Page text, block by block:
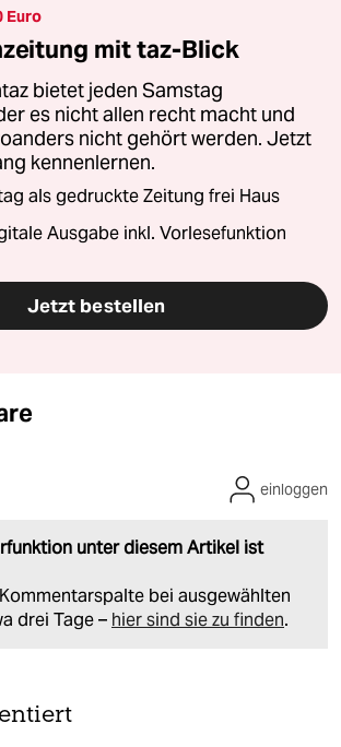
Euro
mit taz-Blick
bietet jeden Samstag
es nicht allen recht macht und
nicht gehört werden. Jetzt
kennenlernen.
als gedruckte Zeitung frei Haus
Ausgabe inkl. Vorlesefunktion
Jetzt bestellen
unter diesem Artikel ist
bei ausgewählten
drei Tage – hier sind sie zu finden.
einloggen